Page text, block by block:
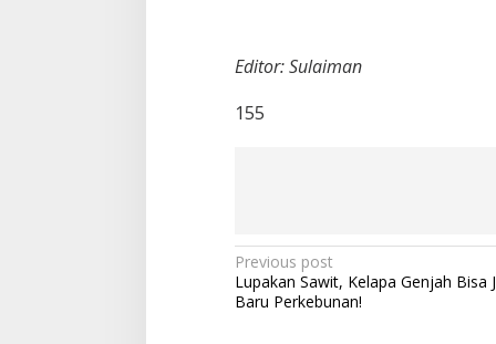
Editor: Sulaiman
155
P
o
Previous post
Lupakan Sawit, Kelapa Genjah Bisa
Baru Perkebunan!